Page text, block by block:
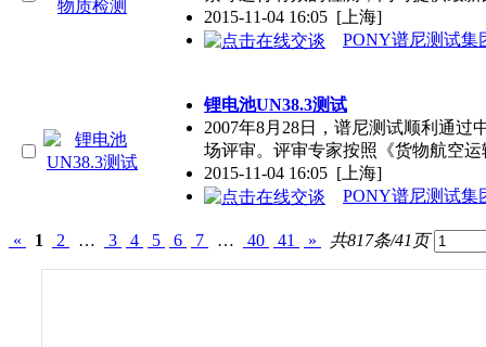
2015-11-04 16:05 [上海]
PONY谱尼测试集
锂电池UN38.3测试
2007年8月28日，谱尼测试顺利通过
场评审。评审专家按照《货物航空运
2015-11-04 16:05 [上海]
PONY谱尼测试集
« 1 2 … 3 4 5 6 7 … 40 41 » 共817条/41页